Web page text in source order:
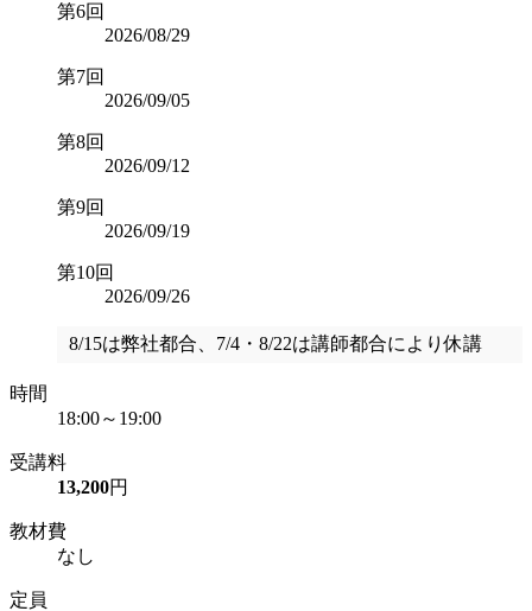
第6回
2026/08/29
第7回
2026/09/05
第8回
2026/09/12
第9回
2026/09/19
第10回
2026/09/26
8/15は弊社都合、7/4・8/22は講師都合により休講
時間
18:00～19:00
受講料
13,200円
教材費
なし
定員